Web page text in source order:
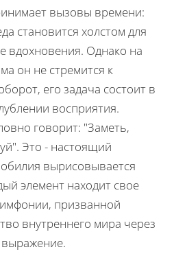
вызовы времени:
становится холстом для
вдохновения. Однако на
он не стремится к
его задача состоит в
восприятия.
говорит: "Заметь,
Это - настоящий
обилия вырисовывается
элемент находит свое
призванной
внутреннего мира через